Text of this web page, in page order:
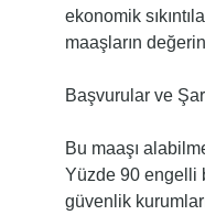
ekonomik
maaşların
Başvurular ve
Bu maaşı
Yüzde 90 engelli
güvenlik